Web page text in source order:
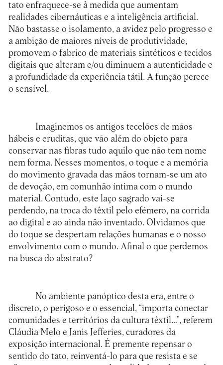
tato enfraquece-se à medida que aumentam
realidades cibernáuticas e a inteligência artificial.
Não bastasse o isolamento, a avidez pelo progresso e
a ambição de maiores níveis de produtividade,
promovem o fabrico de materiais sintéticos e tecidos
digitais que alteram e/ou diminuem a autenticidade e
a profundidade da experiência tátil. A função perece
o sensível.
Imaginemos os antigos tecelões de mãos
hábeis e eruditas, que vão além do objeto para
conservar nas fibras tudo aquilo que não tem nome
nem forma. Nesses momentos, o toque e a memória
do movimento gravada das mãos tornam-se um ato
de devoção, em comunhão íntima com o mundo
material. Contudo, este laço sagrado vai-se
perdendo, na troca do têxtil pelo efémero, na corrida
ao digital e ao ainda não inventado. Olvidamos que
do toque se despertam relações humanas e o nosso
envolvimento com o mundo. Afinal o que perdemos
na busca do abstrato?
No ambiente panóptico desta era, entre o
discreto, o perigoso e o essencial, “importa conectar
comunidades e territórios da cultura têxtil…”, referem
Cláudia Melo e Janis Jefferies, curadores da
exposição internacional. É premente repensar o
sentido do tato, reinventá-lo para que resista e se